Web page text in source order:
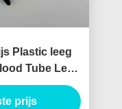
Plastic leeg
Tube Leeg
prijs